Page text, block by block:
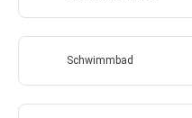
Schwimmbad